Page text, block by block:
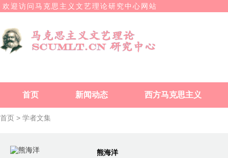
欢迎访问马克思主义文艺理论研究中心网站
首页 新闻动态 西方马克思主义
首页 > 学者文集
熊海洋